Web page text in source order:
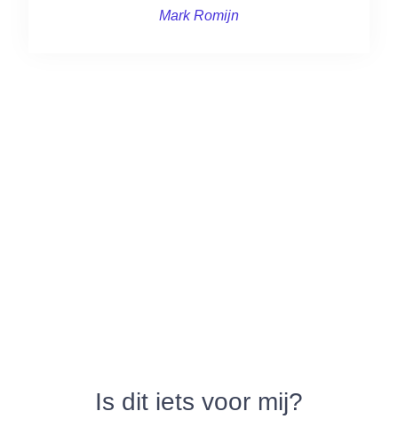
Mark Romijn
Is dit iets voor mij?